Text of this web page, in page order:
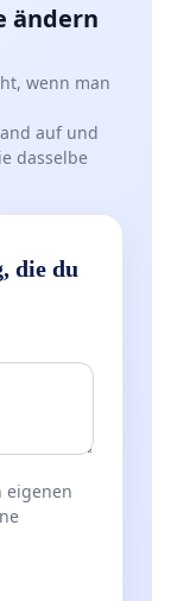
ändern
wenn man
auf und
dasselbe
die du
eigenen